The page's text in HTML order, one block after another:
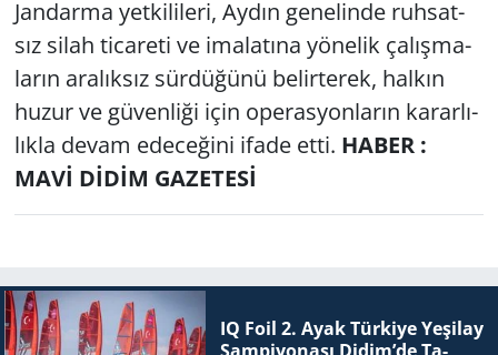
Jan­dar­ma yet­ki­li­le­ri, Aydın ge­ne­lin­de ruh­sat­
sız silah ti­ca­re­ti ve ima­la­tı­na yö­ne­lik ça­lış­ma­
la­rın ara­lık­sız sür­dü­ğü­nü be­lir­te­rek, hal­kın
huzur ve gü­ven­li­ği için ope­ras­yon­la­rın ka­rar­lı­
lık­la devam ede­ce­ği­ni ifade etti. HABER :
MAVİ DİDİM GAZETESİ
IQ Foil 2. Ayak Tür­ki­ye Ye­şi­lay